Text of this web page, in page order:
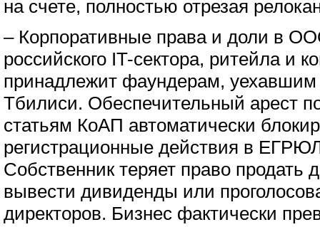
на счете, полностью отрезая
– Корпоративные права и доли в
российского IT-сектора, ритейла и
принадлежит фаундерам,
Тбилиси. Обеспечительный арест
статьям КоАП автоматически
регистрационные действия в
Собственник теряет право продать
вывести дивиденды или
директоров. Бизнес фактически